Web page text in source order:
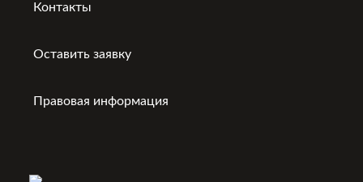
Контакты
Оставить заявку
Правовая информация